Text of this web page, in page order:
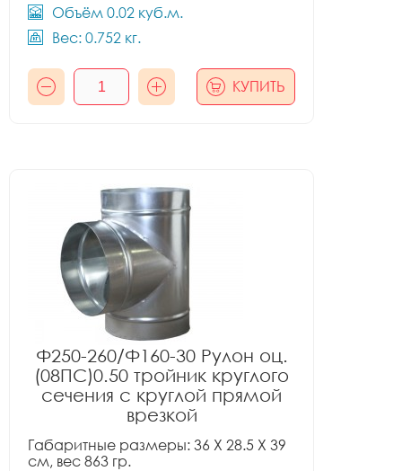
Объём 0.02 куб.м.
Вес: 0.752 кг.
КУПИТЬ
Ф250-260/Ф160-30 Рулон оц.
(08ПС)0.50 тройник круглого
сечения с круглой прямой
врезкой
Габаритные размеры: 36 X 28.5 X 39
см, вес 863 гр.